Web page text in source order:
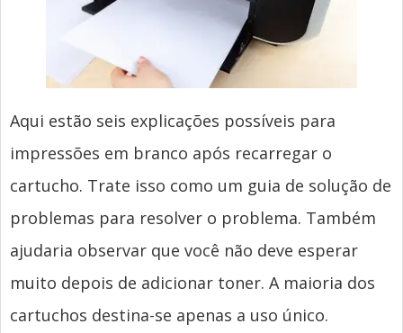
Aqui estão seis explicações possíveis para
impressões em branco após recarregar o
cartucho. Trate isso como um guia de solução de
problemas para resolver o problema. Também
ajudaria observar que você não deve esperar
muito depois de adicionar toner. A maioria dos
cartuchos destina-se apenas a uso único.